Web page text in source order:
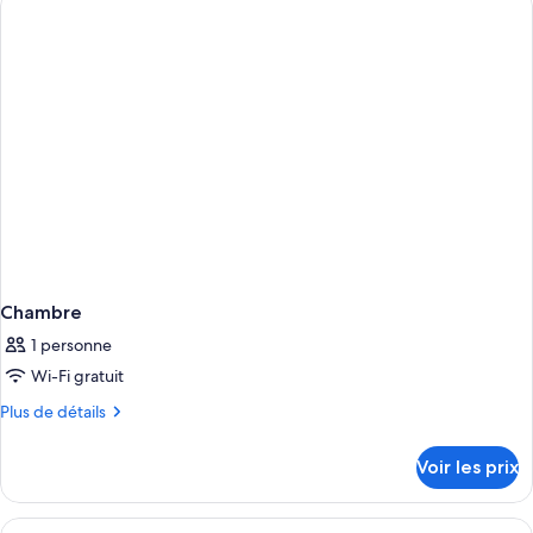
de
Chambre
1 personne
Wi-Fi gratuit
Plus de détails
Plus
le
type
Voir les prix